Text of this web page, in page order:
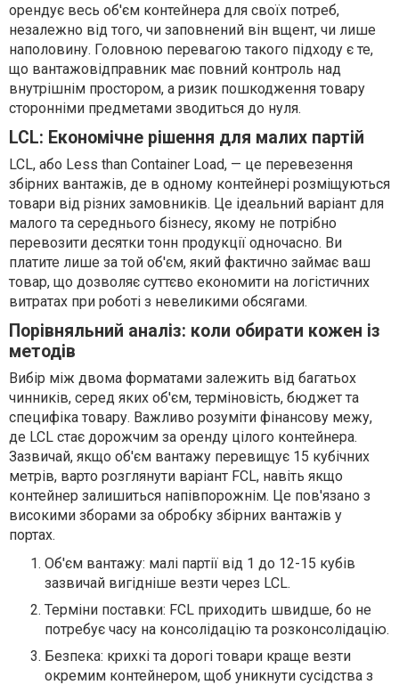
орендує весь об'єм контейнера для своїх потреб,
незалежно від того, чи заповнений він вщент, чи лише
наполовину. Головною перевагою такого підходу є те,
що вантажовідправник має повний контроль над
внутрішнім простором, а ризик пошкодження товару
сторонніми предметами зводиться до нуля.
LCL: Економічне рішення для малих партій
LCL, або Less than Container Load, — це перевезення
збірних вантажів, де в одному контейнері розміщуються
товари від різних замовників. Це ідеальний варіант для
малого та середнього бізнесу, якому не потрібно
перевозити десятки тонн продукції одночасно. Ви
платите лише за той об'єм, який фактично займає ваш
товар, що дозволяє суттєво економити на логістичних
витратах при роботі з невеликими обсягами.
Порівняльний аналіз: коли обирати кожен із
методів
Вибір між двома форматами залежить від багатьох
чинників, серед яких об'єм, терміновість, бюджет та
специфіка товару. Важливо розуміти фінансову межу,
де LCL стає дорожчим за оренду цілого контейнера.
Зазвичай, якщо об'єм вантажу перевищує 15 кубічних
метрів, варто розглянути варіант FCL, навіть якщо
контейнер залишиться напівпорожнім. Це пов'язано з
високими зборами за обробку збірних вантажів у
портах.
Об'єм вантажу: малі партії від 1 до 12-15 кубів
зазвичай вигідніше везти через LCL.
Терміни поставки: FCL приходить швидше, бо не
потребує часу на консолідацію та розконсолідацію.
Безпека: крихкі та дорогі товари краще везти
окремим контейнером, щоб уникнути сусідства з